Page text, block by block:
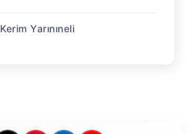
Kerim Yarınıneli